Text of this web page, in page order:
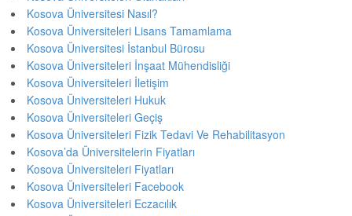
Kosova Üniversitesi Nasıl?
Kosova Üniversiteleri Lisans Tamamlama
Kosova Üniversitesi İstanbul Bürosu
Kosova Üniversiteleri İnşaat Mühendisliği
Kosova Üniversiteleri İletişim
Kosova Üniversiteleri Hukuk
Kosova Üniversiteleri Geçiş
Kosova Üniversiteleri Fizik Tedavi Ve Rehabilitasyon
Kosova’da Üniversitelerin Fiyatları
Kosova Üniversiteleri Fiyatları
Kosova Üniversiteleri Facebook
Kosova Üniversiteleri Eczacılık